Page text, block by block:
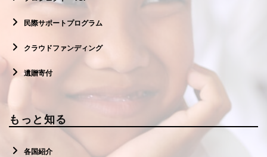
民際サポートプログラム
クラウドファンディング
遺贈寄付
もっと知る
各国紹介